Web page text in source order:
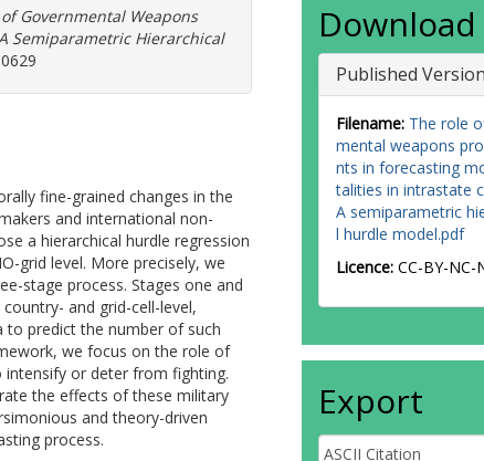
of Governmental Weapons
Semiparametric Hierarchical
fine-grained changes in the
and international non-
a hierarchical hurdle regression
grid level. More precisely, we
stage process. Stages one and
and grid-cell-level,
to predict the number of such
we focus on the role of
or deter from fighting.
the effects of these military
and theory-driven
process.
Download
Published Version
Filename: The role
mental weapons
nts in forecasting
talities in intrastate
A semiparametric
l hurdle model.pdf
Licence: CC-BY-NC-
Export